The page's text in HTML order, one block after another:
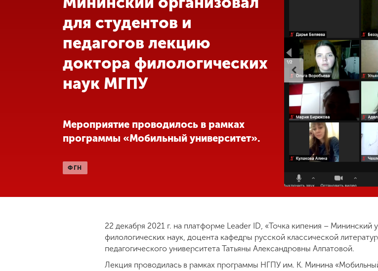
Абитуриенту
Обучение
Другие виды
для студентов и
педагогов лекцию
доктора филологических
наук МГПУ
Мероприятие проводилось в рамках
программы «Мобильный университет».
ФГН
22 декабря 2021 г. на платформе Leader ID, «Точка кипения – Мининский
филологических наук, доцента кафедры русской классической
педагогического университета Татьяны Александровны Алпатовой.
Лекция проводилась в рамках программы НГПУ им. К. Минина